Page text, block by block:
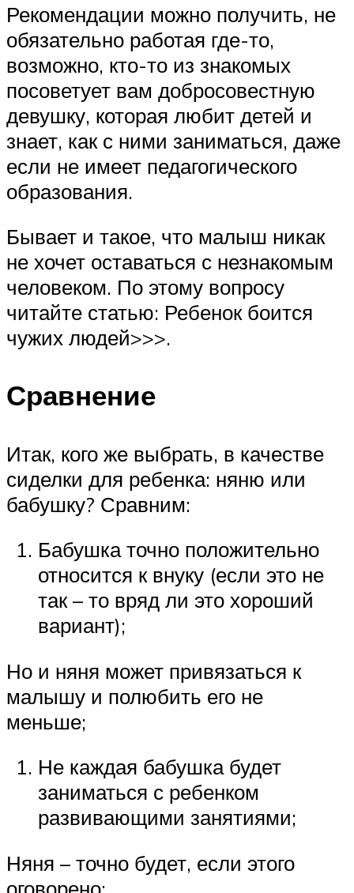
Рекомендации можно получить, не
обязательно работая где-то,
возможно, кто-то из знакомых
посоветует вам добросовестную
девушку, которая любит детей и
знает, как с ними заниматься, даже
если не имеет педагогического
образования.
Бывает и такое, что малыш никак
не хочет оставаться с незнакомым
человеком. По этому вопросу
читайте статью: Ребенок боится
чужих людей>>>.
Сравнение
Итак, кого же выбрать, в качестве
сиделки для ребенка: няню или
бабушку? Сравним:
Бабушка точно положительно
относится к внуку (если это не
так – то вряд ли это хороший
вариант);
Но и няня может привязаться к
малышу и полюбить его не
меньше;
Не каждая бабушка будет
заниматься с ребенком
развивающими занятиями;
Няня – точно будет, если этого